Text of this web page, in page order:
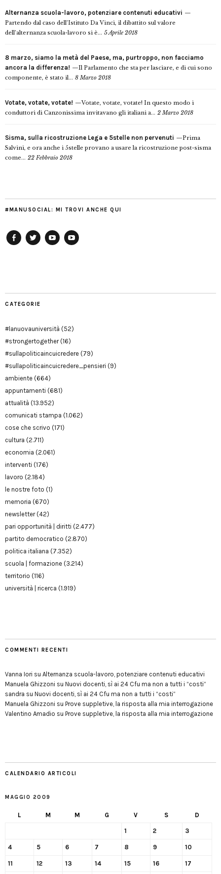
Alternanza scuola-lavoro, potenziare contenuti educativi
Partendo dal caso dell’Istituto Da Vinci, il dibattito sul valore
dell’alternanza scuola-lavoro si è... 5 Aprile 2018
8 marzo, siamo la metà del Paese, ma, purtroppo, non facciamo
ancora la differenza!
Il Parlamento che sta per lasciare, e di cui sono
componente, è stato il... 8 Marzo 2018
Votate, votate, votate!
Votate, votate, votate! In questo modo i
conduttori di Canzonissima invitavano gli italiani a... 2 Marzo 2018
Sisma, sulla ricostruzione Lega e 5stelle non pervenuti
Prima
Salvini, e ora anche i 5stelle provano a usare la ricostruzione post-sisma
come... 22 Febbraio 2018
#MANUSOCIAL: MI TROVI ANCHE QUI
CATEGORIE
#lanuovauniversità (52)
#strongertogether(16)
#sullapoliticaincuicredere (79)
#sullapoliticaincuicredere_pensieri (9)
ambiente (664)
appuntamenti (681)
attualità (13.952)
comunicati stampa (1.062)
cose che scrivo (171)
cultura (2.711)
economia (2.061)
interventi (176)
lavoro (2.184)
le nostre foto (1)
memoria (670)
newsletter(42)
pari opportunità | diritti (2.477)
partito democratico (2.870)
politica italiana (7.352)
scuola | formazione (3.214)
territorio (116)
università | ricerca (1.919)
COMMENTI RECENTI
Vanna Iori su Alternanza scuola-lavoro, potenziare contenuti educativi
Manuela Ghizzoni su Nuovi docenti, sì ai 24 Cfu ma non a tutti i “costi”
sandra su Nuovi docenti, sì ai 24 Cfu ma non a tutti i “costi”
Manuela Ghizzoni su Prove suppletive, la risposta alla mia interrogazione
Valentino Amadio su Prove suppletive, la risposta alla mia interrogazione
CALENDARIO ARTICOLI
MAGGIO 2009
L M M G V S D
1 2 3
4 5 6 7 8 9 10
11 12 13 14 15 16 17